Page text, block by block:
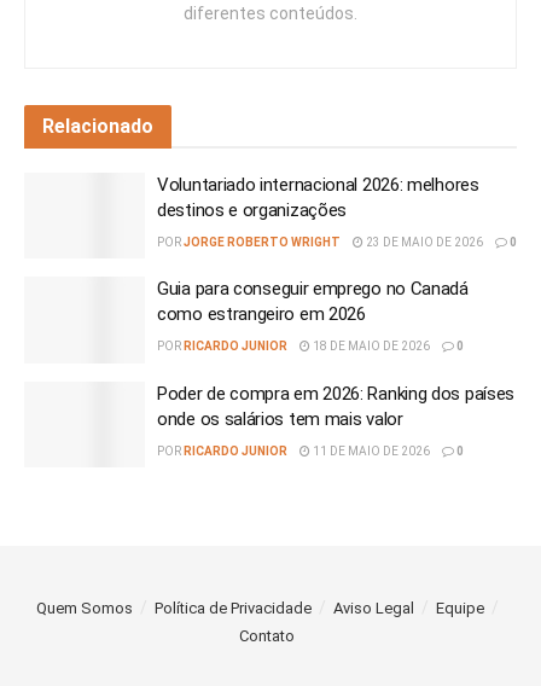
diferentes conteúdos.
Relacionado
Voluntariado internacional 2026: melhores
destinos e organizações
PORJORGE ROBERTO WRIGHT 23 DE MAIO DE 2026 0
Guia para conseguir emprego no Canadá
como estrangeiro em 2026
POR RICARDO JUNIOR 18 DE MAIO DE 2026 0
Poder de compra em 2026: Ranking dos países
onde os salários tem mais valor
POR RICARDO JUNIOR 11 DE MAIO DE 2026 0
Quem Somos Política de Privacidade Aviso Legal
Equipe
Contato